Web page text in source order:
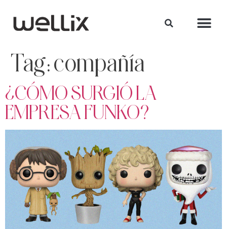
Tag:compañía
¿CÓMO SURGIÓ LA
EMPRESA FUNKO?